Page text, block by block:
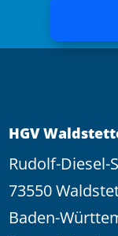
HGV
Rudolf-Diesel-
73550
Baden-